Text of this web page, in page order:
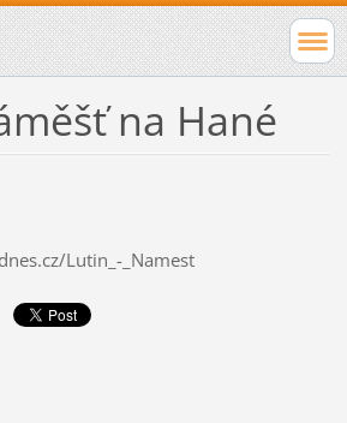
na Hané
Lutin_-_Namest